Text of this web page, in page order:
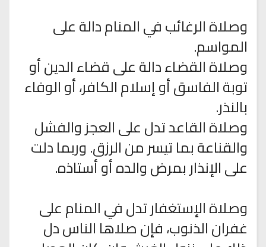
وصلاة الرغائب في المنام دالة على
المواسم.
وصلاة القضاء دالة على قضاء الدين أو
توبة الفاسق أو إسلام الكافر، أو الوفاء
بالنذر.
وصلاة القاعد تدل على العجز والفشل
والقناعة بما تيسر من الرزق. وربما دلت
على الإنذار بمرض والده أو أستاذه.
وصلاة الإستغفار تدل في المنام على
غفران الذنوب، فإن صلاها الناس دل